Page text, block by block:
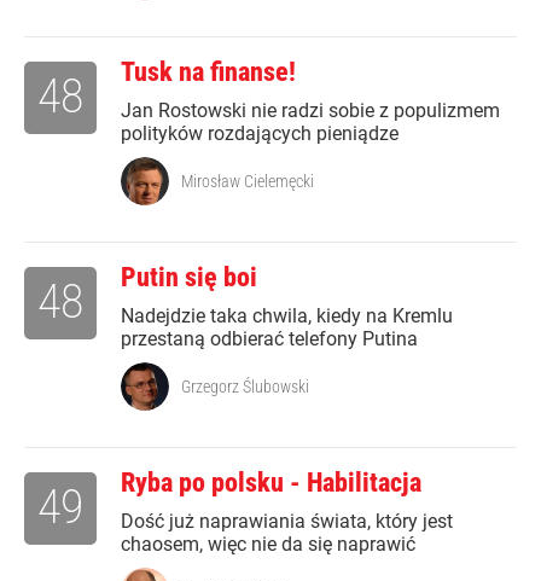
Tusk na finanse!
Jan Rostowski nie radzi sobie z populizmem
polityków rozdających pieniądze
48
Mirosław Cielemęcki
Putin się boi
Nadejdzie taka chwila, kiedy na Kremlu
przestaną odbierać telefony Putina
48
Grzegorz Ślubowski
Ryba po polsku - Habilitacja
Dość już naprawiania świata, który jest
chaosem, więc nie da się naprawić
49